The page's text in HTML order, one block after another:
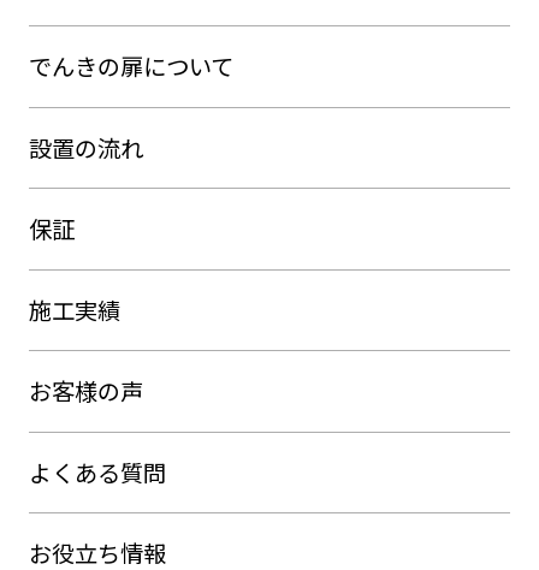
でんきの扉について
設置の流れ
保証
施工実績
お客様の声
よくある質問
お役立ち情報